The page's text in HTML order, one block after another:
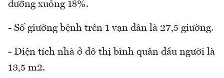
dưỡng xuống 18%.
- Số giường bệnh trên 1 vạn dân là 27,5 giường.
- Diện tích nhà ở đô thị bình quân đầu người là
13,5 m2.